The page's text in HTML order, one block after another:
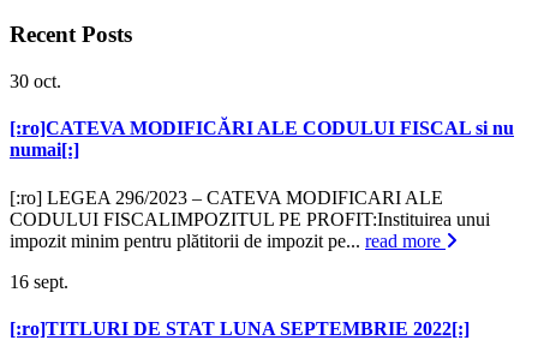
Recent Posts
30 oct.
[:ro]CATEVA MODIFICĂRI ALE CODULUI FISCAL si nu
numai[:]
[:ro] LEGEA 296/2023 – CATEVA MODIFICARI ALE
CODULUI FISCALIMPOZITUL PE PROFIT:Instituirea unui
impozit minim pentru plătitorii de impozit pe... read more
16 sept.
[:ro]TITLURI DE STAT LUNA SEPTEMBRIE 2022[:]